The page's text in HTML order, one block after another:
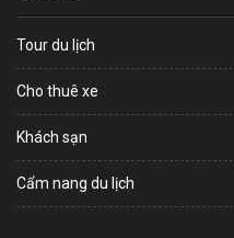
Tour du lịch
Cho thuê xe
Khách sạn
Cẩm nang du lịch